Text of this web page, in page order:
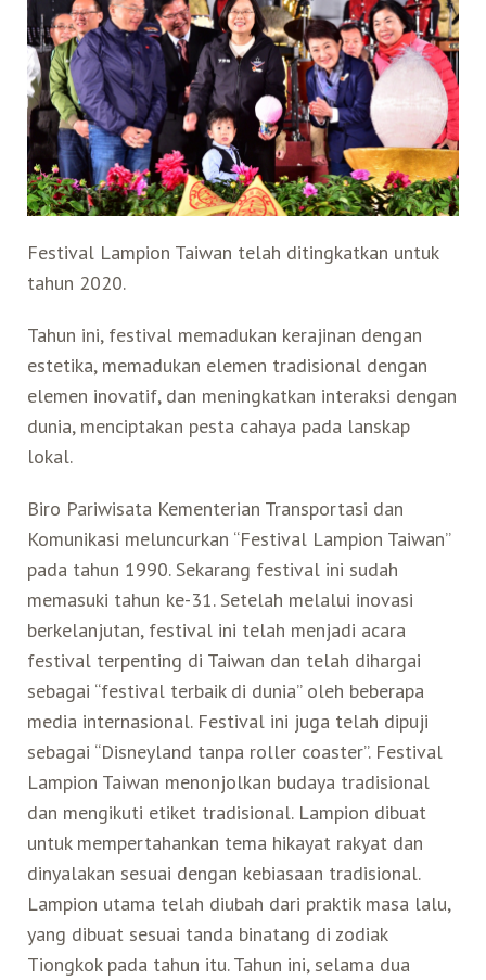
Agen Perjalanan
Mata Air Panas
LOHAS
Ekowisata
Wisata Kereta Api
Wisata Senior
Wisata Yang Dapat Diakses
Belanja
Tur Bis Wisata
Wisata Alam – Scenic Spot
Taiwan Tips
Teh Kelas Dunia
Bis
U-Bike
Mobil
Bandara Internasional
Atraksi Taiwan Bagian Timur
Atraksi Taiwan Bagian Tengah
Atraksi Taiwan Bagian Selatan
Atraksi Kepulauan di Pesisir Pantai
Search for:
Festival Lampion Taiwan telah ditingkatkan untuk
tahun 2020.
Tahun ini, festival memadukan kerajinan dengan
estetika, memadukan elemen tradisional dengan
elemen inovatif, dan meningkatkan interaksi dengan
dunia, menciptakan pesta cahaya pada lanskap
lokal.
Biro Pariwisata Kementerian Transportasi dan
Komunikasi meluncurkan “Festival Lampion Taiwan”
pada tahun 1990. Sekarang festival ini sudah
memasuki tahun ke-31. Setelah melalui inovasi
berkelanjutan, festival ini telah menjadi acara
festival terpenting di Taiwan dan telah dihargai
sebagai “festival terbaik di dunia” oleh beberapa
media internasional. Festival ini juga telah dipuji
sebagai “Disneyland tanpa roller coaster”. Festival
Lampion Taiwan menonjolkan budaya tradisional
dan mengikuti etiket tradisional. Lampion dibuat
untuk mempertahankan tema hikayat rakyat dan
dinyalakan sesuai dengan kebiasaan tradisional.
Lampion utama telah diubah dari praktik masa lalu,
yang dibuat sesuai tanda binatang di zodiak
Tiongkok pada tahun itu. Tahun ini, selama dua